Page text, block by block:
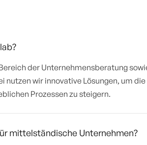
der Unternehmensberatung
nutzen wir innovative Lösungen, um
Prozessen zu steigern.
mittelständische Unternehmen?